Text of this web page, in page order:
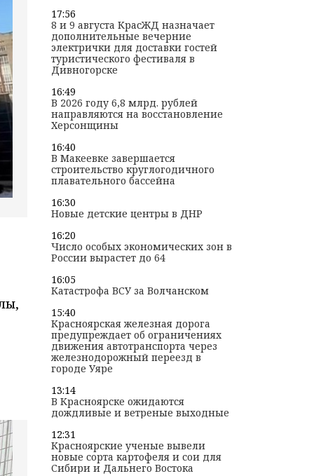
17:56
8 и 9 августа КрасЖД назначает
дополнительные вечерние
электрички для доставки гостей
туристического фестиваля в
Дивногорске
16:49
В 2026 году 6,8 млрд. рублей
направляются на восстановление
Херсонщины
16:40
В Макеевке завершается
строительство круглогодичного
плавательного бассейна
16:30
Новые детские центры в ДНР
16:20
Число особых экономических зон в
России вырастет до 64
16:05
Катастрофа ВСУ за Волчанском
15:40
Красноярская железная дорога
предупреждает об ограничениях
движения автотранспорта через
железнодорожный переезд в
городе Уяре
13:14
В Красноярске ожидаются
дождливые и ветреные выходные
12:31
Красноярские ученые вывели
новые сорта картофеля и сои для
Сибири и Дальнего Востока